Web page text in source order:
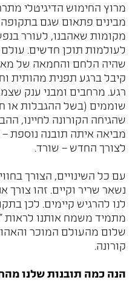
מרוץ החימוש הדיגיטלי
מבינים פתאום שגם בתקופה
מקומות שאהבנו, לעורר
שהיה הלחם והחמאה של
קיבל ברגע תפנית מהותית
רגע. מרחבים ומבני ענק
שוממים (בשל ההגבלות או
שהגיחה הקורונה לחיינו,
מביאה איתה תובנה נוספת
לצורך החדש – שורד.
עם כל השינויים, הצורך
נשאר שריר וקיים. זהו צורך
לנו להרגיש קיימים. לכן
מתמיד משמח אותנו לראות
שלום מהעולם המוכר
קורונה.
הנה כמה תובנות שלנו